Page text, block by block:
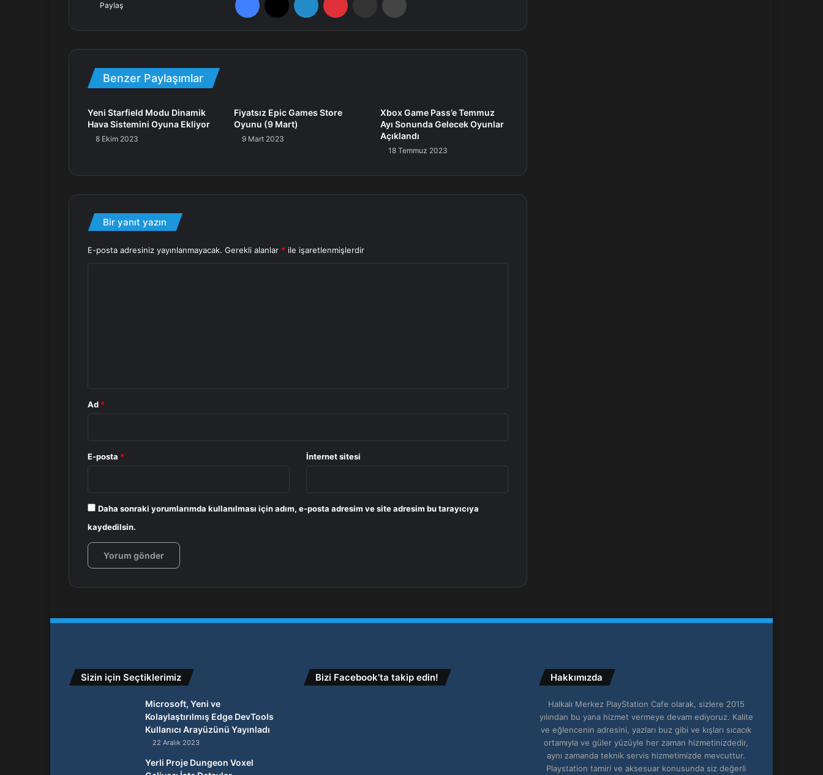
Paylaş
Benzer Paylaşımlar
Yeni Starfield Modu Dinamik
Hava Sistemini Oyuna Ekliyor
8 Ekim 2023
Fiyatsız Epic Games Store
Oyunu (9 Mart)
9 Mart 2023
Xbox Game Pass’e Temmuz
Ayı Sonunda Gelecek Oyunlar
Açıklandı
18 Temmuz 2023
Bir yanıt yazın
E-posta adresiniz yayınlanmayacak. Gerekli alanlar * ile işaretlenmişlerdir
Ad *
E-posta * İnternet sitesi
Daha sonraki yorumlarımda kullanılması için adım, e-posta adresim ve site adresim bu tarayıcıya
kaydedilsin.
Sizin için Seçtiklerimiz
Microsoft, Yeni ve
Kolaylaştırılmış Edge DevTools
Kullanıcı Arayüzünü Yayınladı
22 Aralık 2023
Yerli Proje Dungeon Voxel
Bizi Facebook’ta takip edin! Hakkımızda
Halkalı Merkez PlayStation Cafe olarak, sizlere 2015
yılından bu yana hizmet vermeye devam ediyoruz. Kalite
ve eğlencenin adresini, yazları buz gibi ve kışları sıcacık
ortamıyla ve güler yüzüyle her zaman hizmetinizdedir,
aynı zamanda teknik servis hizmetimizde mevcuttur.
Playstation tamiri ve aksesuar konusunda siz değerli